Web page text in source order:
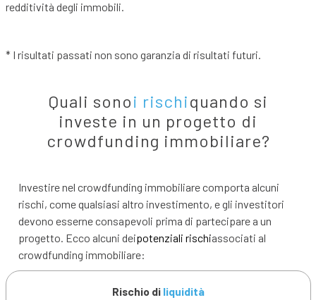
redditività degli immobili.
* I risultati passati non sono garanzia di risultati futuri.
Quali sonoi rischiquando si
investe in un progetto di
crowdfunding immobiliare?
Investire nel crowdfunding immobiliare comporta alcuni
rischi, come qualsiasi altro investimento, e gli investitori
devono esserne consapevoli prima di partecipare a un
progetto. Ecco alcuni deipotenziali rischiassociati al
crowdfunding immobiliare:
Rischio di liquidità